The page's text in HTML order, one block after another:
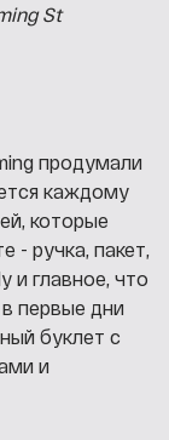
St
продумали
каждому
которые
- ручка, пакет,
и главное, что
первые дни
буклет с
и